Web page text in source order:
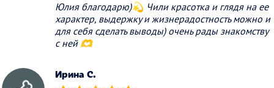
Юлия благодарю)💫 Чили красотка и глядя на ее
характер, выдержку и жизнерадостность можно и
для себя сделать выводы) очень рады знакомству
с ней 🫶
Ирина С.